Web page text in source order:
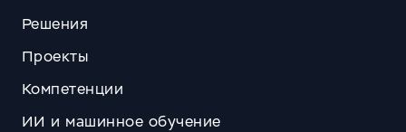
Решения
Проекты
Компетенции
ИИ и машинное обучение